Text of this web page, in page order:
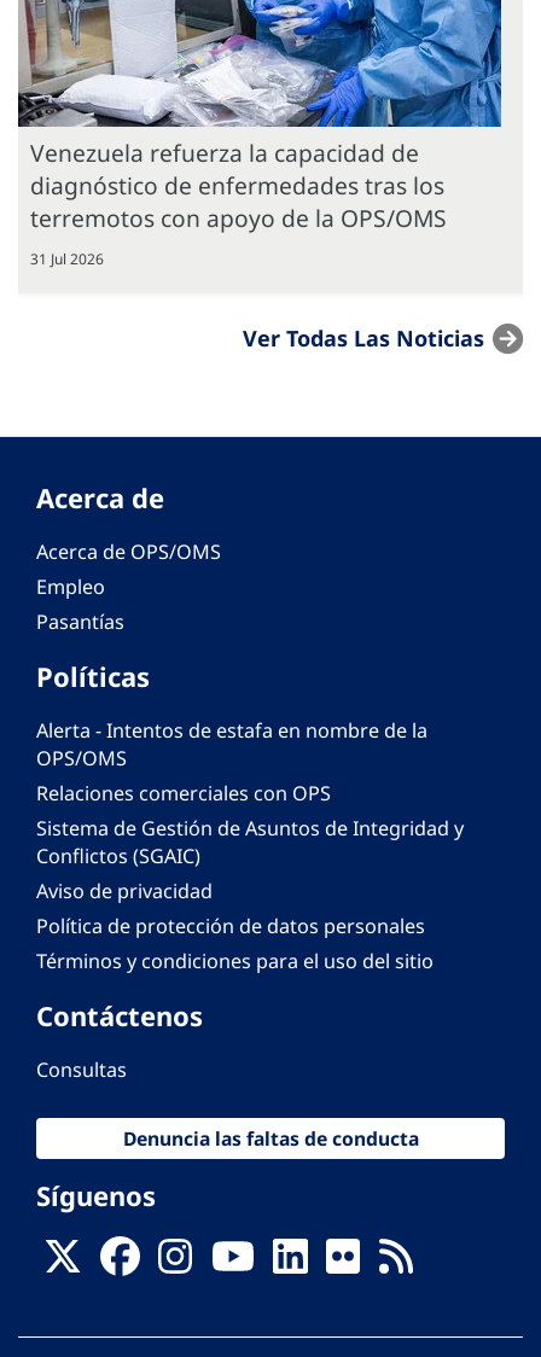
Venezuela refuerza la capacidad de
diagnóstico de enfermedades tras los
terremotos con apoyo de la OPS/OMS
31 Jul 2026
Ver Todas Las Noticias
Acerca de
Acerca de OPS/OMS
Empleo
Pasantías
Políticas
Alerta - Intentos de estafa en nombre de la
OPS/OMS
Relaciones comerciales con OPS
Sistema de Gestión de Asuntos de Integridad y
Conflictos (SGAIC)
Aviso de privacidad
Política de protección de datos personales
Términos y condiciones para el uso del sitio
Contáctenos
Consultas
Denuncia las faltas de conducta
Síguenos